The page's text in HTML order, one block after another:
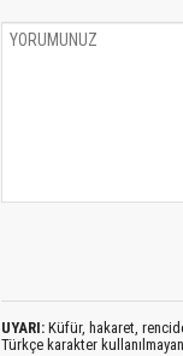
UYARI: Küfür, hakaret,
Türkçe karakter